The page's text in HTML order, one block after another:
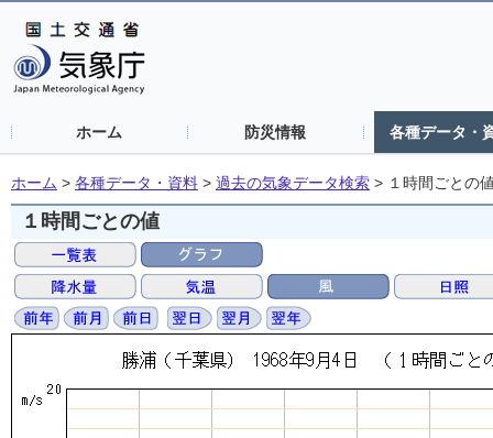
ホーム 防災情報 各種データ・
ホーム > 各種データ・資料 > 過去の気象データ検索 > １時間ごとの
１時間ごとの値